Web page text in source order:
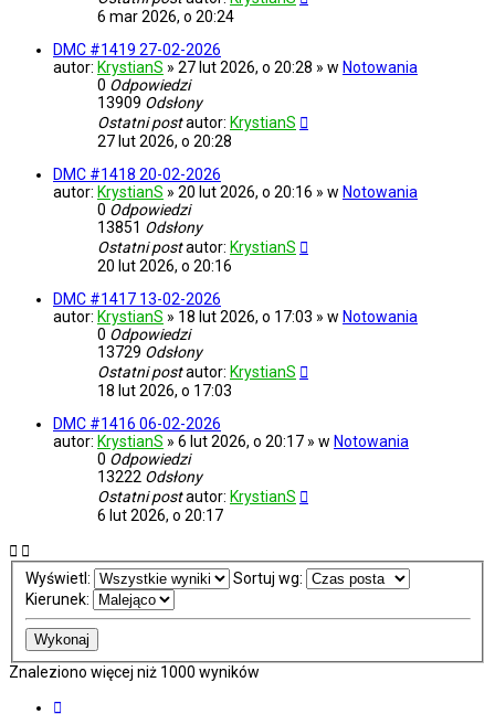
6 mar 2026, o 20:24
DMC #1419 27-02-2026
autor: KrystianS » 27 lut 2026, o 20:28 » w Notowania
0 Odpowiedzi
13909 Odsłony
Ostatni postautor: KrystianS
27 lut 2026, o 20:28
DMC #1418 20-02-2026
autor: KrystianS » 20 lut 2026, o 20:16 » w Notowania
0 Odpowiedzi
13851 Odsłony
Ostatni postautor: KrystianS
20 lut 2026, o 20:16
DMC #1417 13-02-2026
autor: KrystianS » 18 lut 2026, o 17:03 » w Notowania
0 Odpowiedzi
13729 Odsłony
Ostatni postautor: KrystianS
18 lut 2026, o 17:03
DMC #1416 06-02-2026
autor: KrystianS » 6 lut 2026, o 20:17 » w Notowania
0 Odpowiedzi
13222 Odsłony
Ostatni postautor: KrystianS
6 lut 2026, o 20:17
Wyświetl:
Sortuj wg:
Kierunek:
Znaleziono więcej niż 1000 wyników